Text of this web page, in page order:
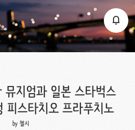
지엄과 일본 스타벅스
피스타치오 프라푸치노
by 첼시